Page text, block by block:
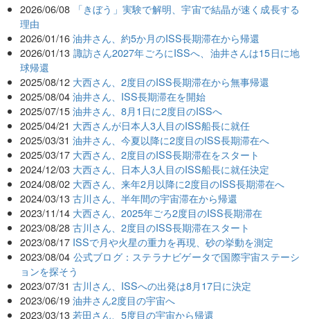
2026/06/08
「きぼう」実験で解明、宇宙で結晶が速く成長する
理由
2026/01/16 油井さん、約5か月のISS長期滞在から帰還
2026/01/13 諏訪さん2027年ごろにISSへ、油井さんは15日に地
球帰還
2025/08/12 大西さん、2度目のISS長期滞在から無事帰還
2025/08/04 油井さん、ISS長期滞在を開始
2025/07/15 油井さん、8月1日に2度目のISSへ
2025/04/21 大西さんが日本人3人目のISS船長に就任
2025/03/31 油井さん、今夏以降に2度目のISS長期滞在へ
2025/03/17 大西さん、2度目のISS長期滞在をスタート
2024/12/03 大西さん、日本人3人目のISS船長に就任決定
2024/08/02 大西さん、来年2月以降に2度目のISS長期滞在へ
2024/03/13 古川さん、半年間の宇宙滞在から帰還
2023/11/14 大西さん、2025年ごろ2度目のISS長期滞在
2023/08/28 古川さん、2度目のISS長期滞在スタート
2023/08/17 ISSで月や火星の重力を再現、砂の挙動を測定
2023/08/04 公式ブログ：ステラナビゲータで国際宇宙ステーシ
ョンを探そう
2023/07/31 古川さん、ISSへの出発は8月17日に決定
2023/06/19 油井さん2度目の宇宙へ
2023/03/13 若田さん、5度目の宇宙から帰還